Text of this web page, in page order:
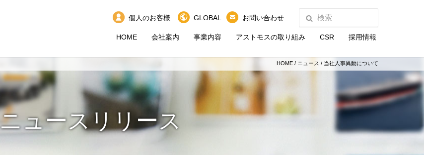
個人のお客様 GLOBAL お問い合わせ
HOME 会社案内 事業内容 アストモスの取り組み CSR 採用情報
ニュースリリース
HOME / ニュース / 当社人事異動について